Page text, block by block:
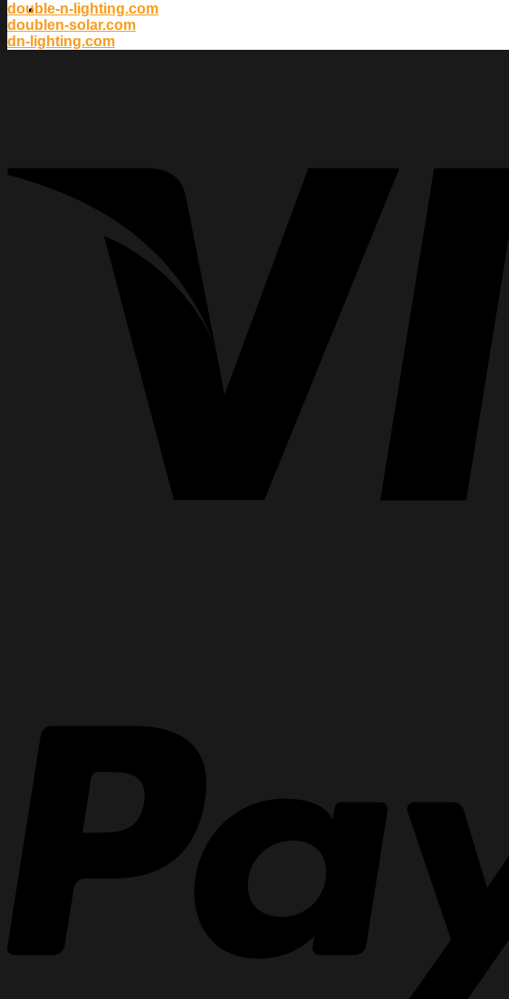
Contact Us
double-n-lighting.com
doublen-solar.com
dn-lighting.com